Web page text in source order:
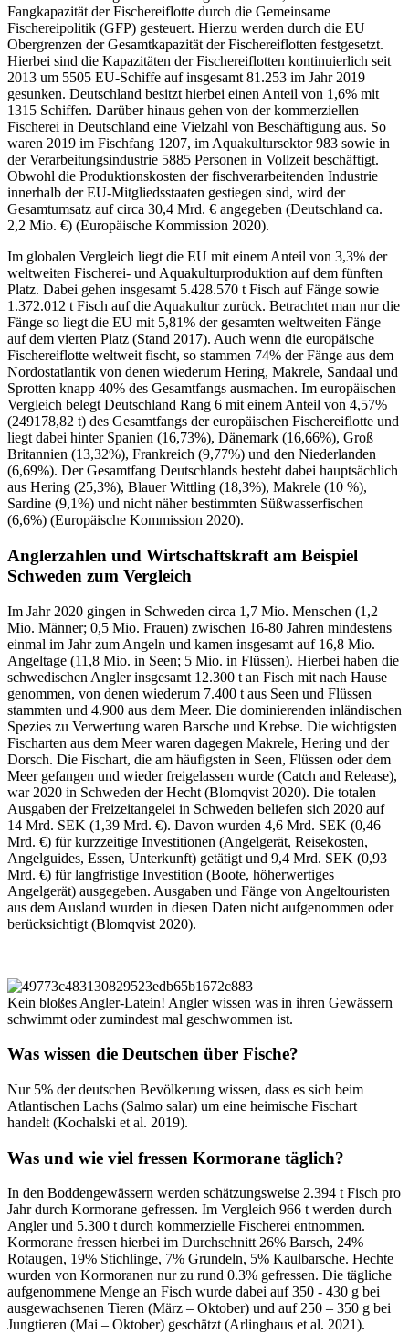
Fangkapazität der Fischereiflotte durch die Gemeinsame
Fischereipolitik (GFP) gesteuert. Hierzu werden durch die EU
Obergrenzen der Gesamtkapazität der Fischereiflotten festgesetzt.
Hierbei sind die Kapazitäten der Fischereiflotten kontinuierlich seit
2013 um 5505 EU-Schiffe auf insgesamt 81.253 im Jahr 2019
gesunken. Deutschland besitzt hierbei einen Anteil von 1,6% mit
1315 Schiffen. Darüber hinaus gehen von der kommerziellen
Fischerei in Deutschland eine Vielzahl von Beschäftigung aus. So
waren 2019 im Fischfang 1207, im Aquakultursektor 983 sowie in
der Verarbeitungsindustrie 5885 Personen in Vollzeit beschäftigt.
Obwohl die Produktionskosten der fischverarbeitenden Industrie
innerhalb der EU-Mitgliedsstaaten gestiegen sind, wird der
Gesamtumsatz auf circa 30,4 Mrd. € angegeben (Deutschland ca.
2,2 Mio. €) (Europäische Kommission 2020).
Im globalen Vergleich liegt die EU mit einem Anteil von 3,3% der
weltweiten Fischerei- und Aquakulturproduktion auf dem fünften
Platz. Dabei gehen insgesamt 5.428.570 t Fisch auf Fänge sowie
1.372.012 t Fisch auf die Aquakultur zurück. Betrachtet man nur die
Fänge so liegt die EU mit 5,81% der gesamten weltweiten Fänge
auf dem vierten Platz (Stand 2017). Auch wenn die europäische
Fischereiflotte weltweit fischt, so stammen 74% der Fänge aus dem
Nordostatlantik von denen wiederum Hering, Makrele, Sandaal und
Sprotten knapp 40% des Gesamtfangs ausmachen. Im europäischen
Vergleich belegt Deutschland Rang 6 mit einem Anteil von 4,57%
(249178,82 t) des Gesamtfangs der europäischen Fischereiflotte und
liegt dabei hinter Spanien (16,73%), Dänemark (16,66%), Groß
Britannien (13,32%), Frankreich (9,77%) und den Niederlanden
(6,69%). Der Gesamtfang Deutschlands besteht dabei hauptsächlich
aus Hering (25,3%), Blauer Wittling (18,3%), Makrele (10 %),
Sardine (9,1%) und nicht näher bestimmten Süßwasserfischen
(6,6%) (Europäische Kommission 2020).
Anglerzahlen und Wirtschaftskraft am Beispiel
Schweden zum Vergleich
Im Jahr 2020 gingen in Schweden circa 1,7 Mio. Menschen (1,2
Mio. Männer; 0,5 Mio. Frauen) zwischen 16-80 Jahren mindestens
einmal im Jahr zum Angeln und kamen insgesamt auf 16,8 Mio.
Angeltage (11,8 Mio. in Seen; 5 Mio. in Flüssen). Hierbei haben die
schwedischen Angler insgesamt 12.300 t an Fisch mit nach Hause
genommen, von denen wiederum 7.400 t aus Seen und Flüssen
stammten und 4.900 aus dem Meer. Die dominierenden inländischen
Spezies zu Verwertung waren Barsche und Krebse. Die wichtigsten
Fischarten aus dem Meer waren dagegen Makrele, Hering und der
Dorsch. Die Fischart, die am häufigsten in Seen, Flüssen oder dem
Meer gefangen und wieder freigelassen wurde (Catch and Release),
war 2020 in Schweden der Hecht (Blomqvist 2020). Die totalen
Ausgaben der Freizeitangelei in Schweden beliefen sich 2020 auf
14 Mrd. SEK (1,39 Mrd. €). Davon wurden 4,6 Mrd. SEK (0,46
Mrd. €) für kurzzeitige Investitionen (Angelgerät, Reisekosten,
Angelguides, Essen, Unterkunft) getätigt und 9,4 Mrd. SEK (0,93
Mrd. €) für langfristige Investition (Boote, höherwertiges
Angelgerät) ausgegeben. Ausgaben und Fänge von Angeltouristen
aus dem Ausland wurden in diesen Daten nicht aufgenommen oder
berücksichtigt (Blomqvist 2020).
Kein bloßes Angler-Latein! Angler wissen was in ihren Gewässern
schwimmt oder zumindest mal geschwommen ist.
Was wissen die Deutschen über Fische?
Nur 5% der deutschen Bevölkerung wissen, dass es sich beim
Atlantischen Lachs (Salmo salar) um eine heimische Fischart
handelt (Kochalski et al. 2019).
Was und wie viel fressen Kormorane täglich?
In den Boddengewässern werden schätzungsweise 2.394 t Fisch pro
Jahr durch Kormorane gefressen. Im Vergleich 966 t werden durch
Angler und 5.300 t durch kommerzielle Fischerei entnommen.
Kormorane fressen hierbei im Durchschnitt 26% Barsch, 24%
Rotaugen, 19% Stichlinge, 7% Grundeln, 5% Kaulbarsche. Hechte
wurden von Kormoranen nur zu rund 0.3% gefressen. Die tägliche
aufgenommene Menge an Fisch wurde dabei auf 350 - 430 g bei
ausgewachsenen Tieren (März – Oktober) und auf 250 – 350 g bei
Jungtieren (Mai – Oktober) geschätzt (Arlinghaus et al. 2021).